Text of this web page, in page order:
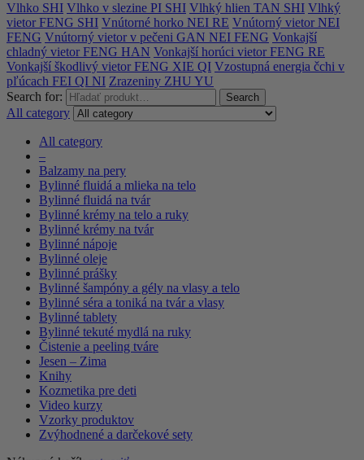
Vlhko SHI Vlhko v slezine PI SHI Vlhký hlien TAN SHI Vlhký
vietor FENG SHI Vnútorné horko NEI RE Vnútorný vietor NEI
FENG Vnútorný vietor v pečeni GAN NEI FENG Vonkajší
chladný vietor FENG HAN Vonkajší horúci vietor FENG RE
Vonkajší škodlivý vietor FENG XIE QI Vzostupná energia čchi v
pľúcach FEI QI NI Zrazeniny ZHU YU
Search for:
Search
All category
All category
–
Balzamy na pery
Bylinné fluidá a mlieka na telo
Bylinné fluidá na tvár
Bylinné krémy na telo a ruky
Bylinné krémy na tvár
Bylinné nápoje
Bylinné oleje
Bylinné prášky
Bylinné šampóny a gély na vlasy a telo
Bylinné séra a toniká na tvár a vlasy
Bylinné tablety
Bylinné tekuté mydlá na ruky
Čistenie a peeling tváre
Jesen – Zima
Knihy
Kozmetika pre deti
Video kurzy
Vzorky produktov
Zvýhodnené a darčekové sety